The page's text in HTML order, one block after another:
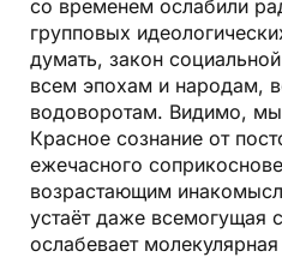
со временем ослабили
групповых
думать, закон
всем эпохам и народам,
водоворотам. Видимо,
Красное сознание от
ежечасного
возрастающим
устаёт даже всемогущая
ослабевает